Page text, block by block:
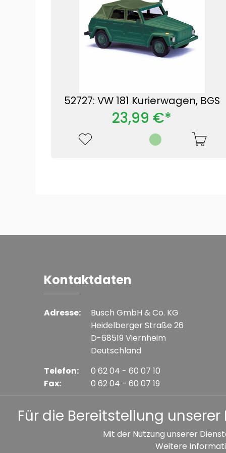
52727: VW 181 Kurierwagen, BGS
23,99 €*
Kontaktdaten
Adresse:
Busch GmbH & Co. KG
Heidelberger Straße 26
D-68519 Viernheim
Deutschland
Telefon:
Fax:
0 62 04 - 60 07 10
0 62 04 - 60 07 19
Für die Bereitstellung
Mit der Nutzung unserer
Weitere